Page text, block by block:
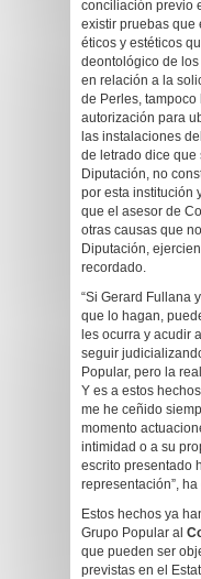
conciliación previo
existir pruebas que
éticos y estéticos
deontológico de los
en relación a la
de Perles,
autorización para
las instalaciones
de letrado dice
Diputación, no
por esta institución
que el asesor de
otras causas que
Diputación,
recordado.
“Si Gerard Fullana
que lo hagan,
les ocurra y acudir
seguir
Popular, pero la
Y es a estos
me he ceñido
momento
intimidad o a su
escrito presentado
representación”,
Estos hechos ya
Grupo Popular al
que pueden ser
previstas en el